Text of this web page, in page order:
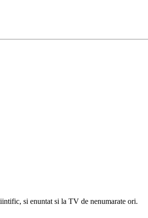
si enuntat si la TV de nenumarate ori.